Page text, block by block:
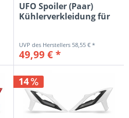
UFO Spoiler (Paar)
Kühlerverkleidung für
58,55 € *
49,99 € *
14